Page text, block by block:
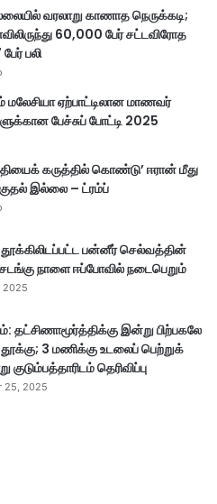
வரலாறு காணாத நெருக்கடி;
60,000 பேர் சட்டவிரோத
பலி
ஏற்பாட்டிலான மாணவர்
பேச்சுப் போட்டி 2025
கருத்தில் கொண்டு’ ஈரான் மீது
இல்லை – ட்ரம்ப்
தூக்கிலிடப்பட்ட பன்னீர் செல்வத்தின்
நாளை ஈப்போவில் நடைபெறும்
2025
தட்சிணாமூர்த்திக்கு இன்று பிற்பகலே
தூக்கு; 3 மணிக்கு உடலைப் பெற்றுக்
தெரிவிப்பு
25, 2025